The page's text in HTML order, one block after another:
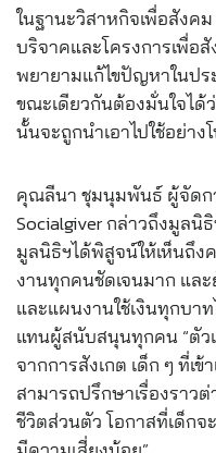
ในฐานะวิสาหกิจเพื่อสังค
บริจาคและโครงการเพื่
พยายามแก้ไขปัญหาในปร
ขณะเดียวกันต้องมั่นใจไ
นั้นจะถูกนำเอาไปใช้อย่า
คุณลีนา ชุมนุมพันธ์ ผู้จัดก
Socialgiver กล่าวถึงมูล
มูลนิธิฯได้พิสูจน์ให้เห็นถึ
งานทุกคนชัดเจนมาก แล
และแผนงานใช้เงินทุกบ
แทนผู้สนับสนุนทุกคน “ตัว
จากการสังเกต เด็ก ๆ ที่เ
สามารถปรึกษาเรื่องราว
ชีวิตส่วนตัว โอกาสที่เด็ก